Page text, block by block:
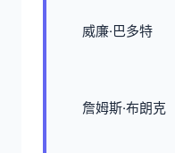
威廉·巴多特
詹姆斯·布朗克